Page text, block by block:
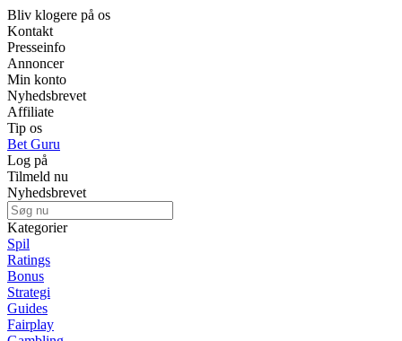
Bliv klogere på os
Kontakt
Presseinfo
Annoncer
Min konto
Nyhedsbrevet
Affiliate
Tip os
Bet Guru
Log på
Tilmeld nu
Nyhedsbrevet
Kategorier
Spil
Ratings
Bonus
Strategi
Guides
Fairplay